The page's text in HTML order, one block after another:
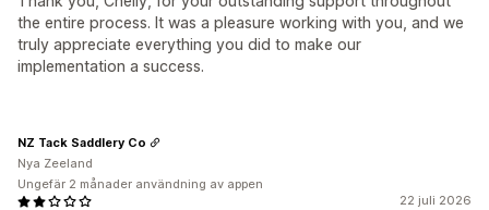
the entire process. It was a pleasure working with you, and we
truly appreciate everything you did to make our
implementation a success.
22 juli 2026
NZ Tack Saddlery Co
Nya Zeeland
Ungefär 2 månader användning av appen